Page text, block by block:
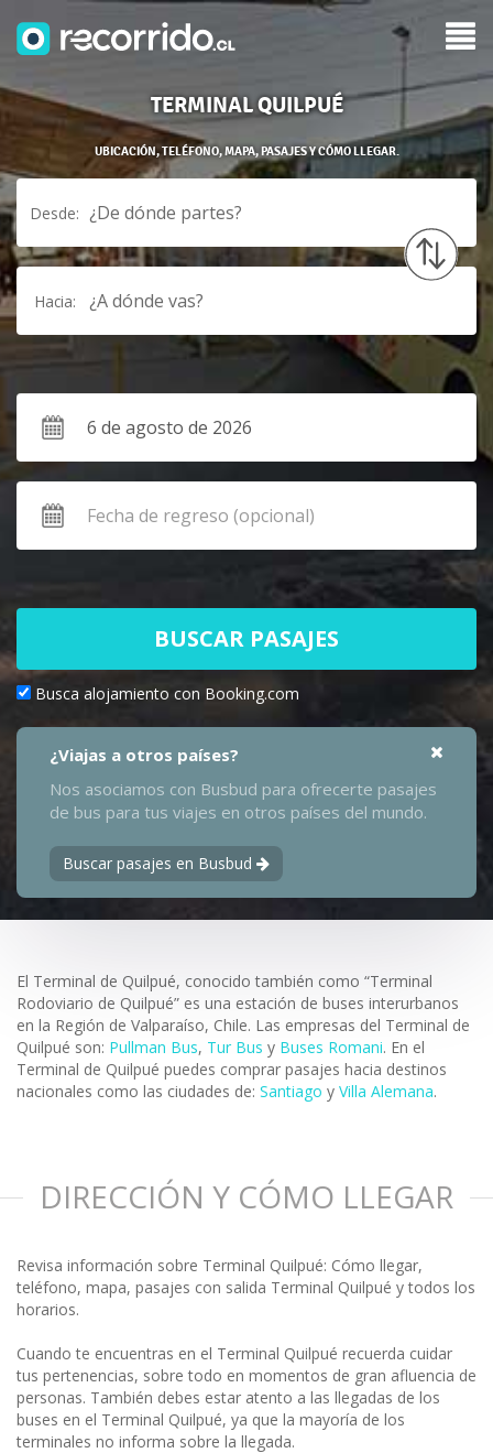
TERMINAL QUILPUÉ
UBICACIÓN, TELÉFONO, MAPA, PASAJES Y CÓMO LLEGAR.
Desde: ¿De dónde partes?
Hacia: ¿A dónde vas?
BUSCAR PASAJES
Busca alojamiento con Booking.com
¿Viajas a otros países?
Nos asociamos con Busbud para ofrecerte pasajes
de bus para tus viajes en otros países del mundo.
Buscar pasajes en Busbud
El Terminal de Quilpué, conocido también como “Terminal
Rodoviario de Quilpué” es una estación de buses interurbanos
en la Región de Valparaíso, Chile. Las empresas del Terminal de
Quilpué son: Pullman Bus, Tur Bus y Buses Romani. En el
Terminal de Quilpué puedes comprar pasajes hacia destinos
nacionales como las ciudades de: Santiago y Villa Alemana.
DIRECCIÓN Y CÓMO LLEGAR
Revisa información sobre Terminal Quilpué: Cómo llegar,
teléfono, mapa, pasajes con salida Terminal Quilpué y todos los
horarios.
Cuando te encuentras en el Terminal Quilpué recuerda cuidar
tus pertenencias, sobre todo en momentos de gran afluencia de
personas. También debes estar atento a las llegadas de los
buses en el Terminal Quilpué, ya que la mayoría de los
terminales no informa sobre la llegada.